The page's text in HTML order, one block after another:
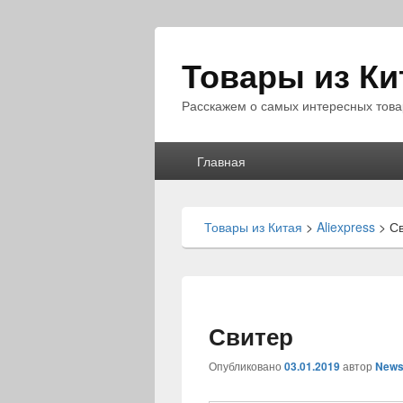
Товары из
Расскажем о самых интересных
Главная
Товары из Китая > Aliexpress >
Свитер
Опубликовано 03.01.2019автор